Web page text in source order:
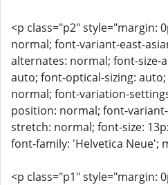
<p class="p2" style="margin:
normal; font-variant-east-
alternates: normal; font-size-
auto; font-optical-sizing:
normal; font-variation-
position: normal; font-
stretch: normal; font-size:
font-family: 'Helvetica Neue';
<p class="p1" style="margin: